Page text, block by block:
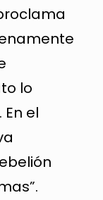
lo
el